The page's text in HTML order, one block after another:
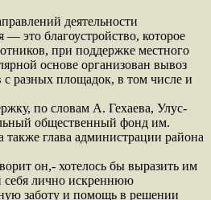
деятельности
это благоустройство, которое
при поддержке местного
основе организован вывоз
разных площадок, в том числе и
по словам А. Гехаева, Улус-
общественный фонд им.
глава администрации района
он,- хотелось бы выразить им
себя лично искреннюю
заботу и помощь в решении